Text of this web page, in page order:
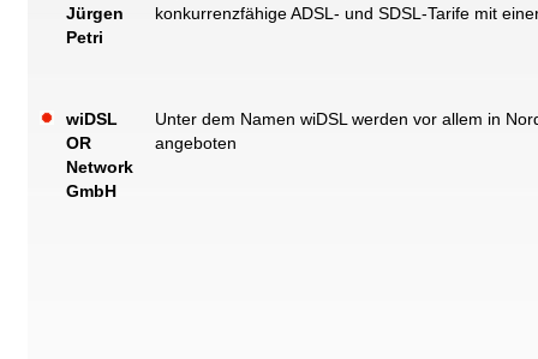
Jürgen
Petri
konkurrenzfähige ADSL- und SDSL-Tarife mit
wiDSL
OR
Network
GmbH
Unter dem Namen wiDSL werden vor allem in
angeboten